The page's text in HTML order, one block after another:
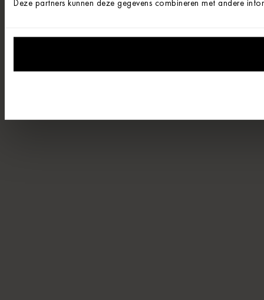
Deze partners kunnen deze gegevens combineren met andere